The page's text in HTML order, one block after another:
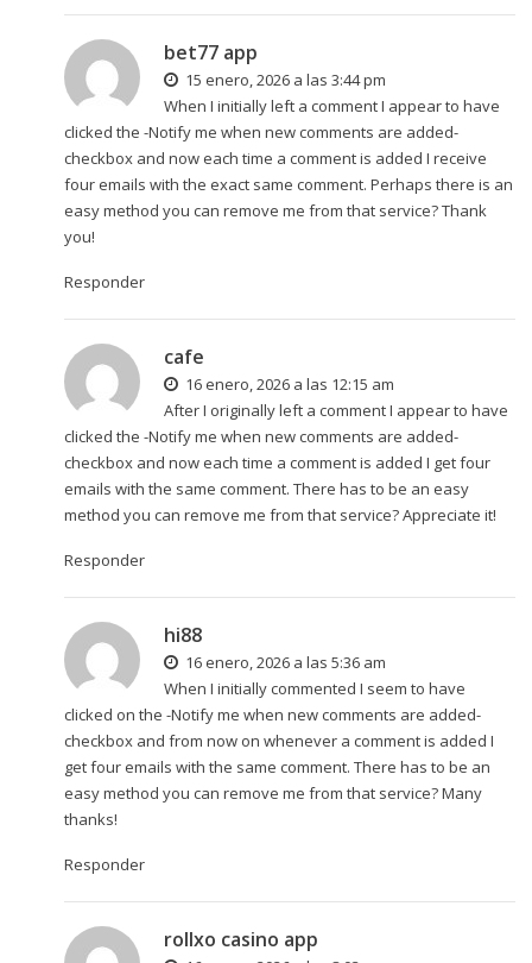
bet77 app
15 enero, 2026 a las 3:44 pm
When I initially left a comment I appear to have
clicked the -Notify me when new comments are added-
checkbox and now each time a comment is added I receive
four emails with the exact same comment. Perhaps there is an
easy method you can remove me from that service? Thank
you!
Responder
cafe
16 enero, 2026 a las 12:15 am
After I originally left a comment I appear to have
clicked the -Notify me when new comments are added-
checkbox and now each time a comment is added I get four
emails with the same comment. There has to be an easy
method you can remove me from that service? Appreciate it!
Responder
hi88
16 enero, 2026 a las 5:36 am
When I initially commented I seem to have
clicked on the -Notify me when new comments are added-
checkbox and from now on whenever a comment is added I
get four emails with the same comment. There has to be an
easy method you can remove me from that service? Many
thanks!
Responder
rollxo casino app